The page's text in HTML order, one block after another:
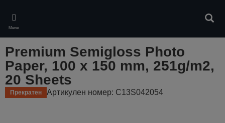
main
content
Меню
Premium Semigloss Photo
Paper, 100 x 150 mm, 251g/m2,
20 Sheets
Прекратен Артикулен номер: C13S042054